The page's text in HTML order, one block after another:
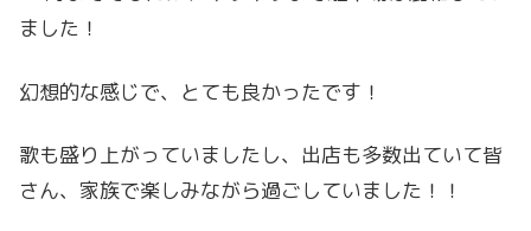
ました！
幻想的な感じで、とても良かったです！
歌も盛り上がっていましたし、出店も多数出ていて皆
さん、家族で楽しみながら過ごしていました！！